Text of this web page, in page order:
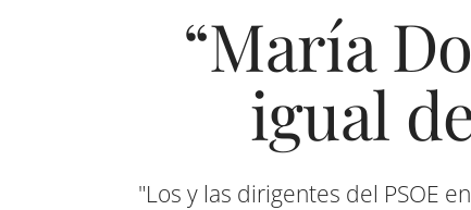
“María
igual
"Los y las dirigentes del PSOE